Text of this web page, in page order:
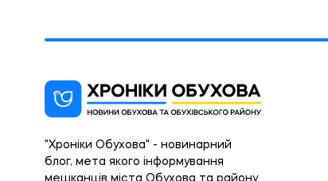
"Хроніки Обухова" - новинарний
блог, мета якого інформування
мешканців міста Обухова та району